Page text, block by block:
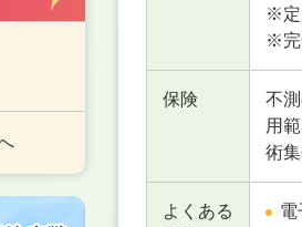
※定
※完
保険
不
用
術
よくある
電